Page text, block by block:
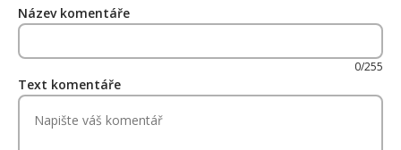
Název komentáře
0/255
Text komentáře